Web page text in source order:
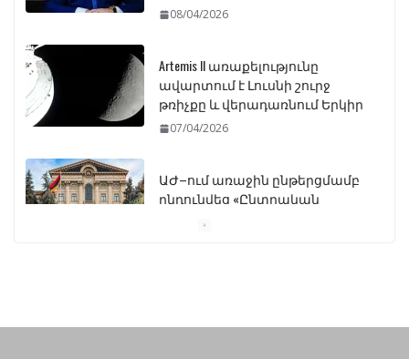
08/04/2026
Artemis II առաքելությունը
ավարտում է Լուսնի շուրջ
թռիչքը և վերադառնում Երկիր
07/04/2026
ԱԺ–ում առաջին ընթերցմամբ
ընդունվեց «Ընտրական
կբողոքարկի Գարեգին